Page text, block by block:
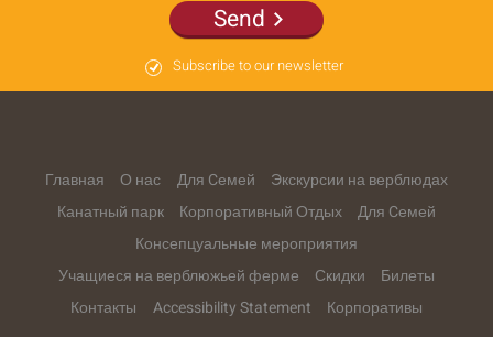
Subscribe to our newsletter
Send
Главная О нас Для Cемей
Экскурсии на верблюдах
Канатный парк
Корпоративный Отдых
Для Cемей
Консепцуальные мероприятия
Учащиеся на верблюжьей ферме
Скидки
Билеты
Контакты
Accessibility Statement Корпоративы